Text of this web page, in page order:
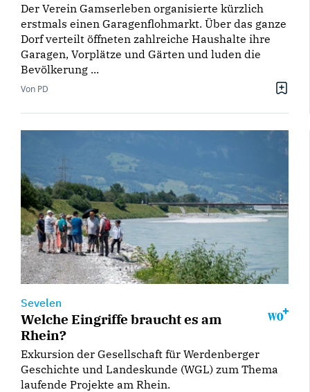
Der Verein Gamserleben organisierte kürzlich
erstmals einen Garagenflohmarkt. Über das ganze
Dorf verteilt öffneten zahlreiche Haushalte ihre
Garagen, Vorplätze und Gärten und luden die
Bevölkerung ...
Von PD
Sevelen
Welche Eingriffe braucht es am
Rhein?
Exkursion der Gesellschaft für Werdenberger
Geschichte und Landeskunde (WGL) zum Thema
laufende Projekte am Rhein.